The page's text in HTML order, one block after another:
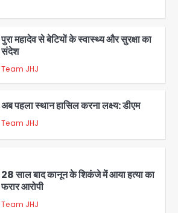
संदेश
Team JHJ
अब पहला स्थान हासिल करना लक्ष्य: डीएम
28 साल बाद कानून के शिकंजे में आया हत्या का
Team JHJ